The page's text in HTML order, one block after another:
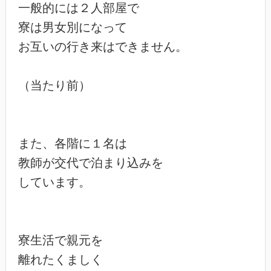
一般的には２人部屋で
寮は男女別になって
お互いの行き来はできません。
（当たり前）
また、各階に１名は
教師が交代で泊まり込みを
しています。
寮生活で親元を
離れたくましく